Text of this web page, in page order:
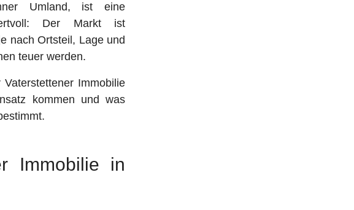
Umland, ist eine
Der Markt ist
nach Ortsteil, Lage und
teuer werden.
Immobilie
kommen und was
Immobilie in